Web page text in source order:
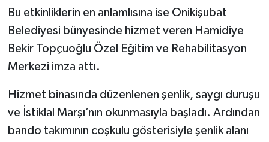
Bu etkinliklerin en anlamlısına ise Onikişubat
Belediyesi bünyesinde hizmet veren Hamidiye
Bekir Topçuoğlu Özel Eğitim ve Rehabilitasyon
Merkezi imza attı.
Hizmet binasında düzenlenen şenlik, saygı duruşu
ve İstiklal Marşı’nın okunmasıyla başladı. Ardından
bando takımının coşkulu gösterisiyle şenlik alanı
YAŞAM
KÜLTÜR SANAT